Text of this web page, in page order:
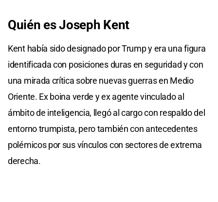
Quién es Joseph Kent
Kent había sido designado por Trump y era una figura
identificada con posiciones duras en seguridad y con
una mirada crítica sobre nuevas guerras en Medio
Oriente. Ex boina verde y ex agente vinculado al
ámbito de inteligencia, llegó al cargo con respaldo del
entorno trumpista, pero también con antecedentes
polémicos por sus vínculos con sectores de extrema
derecha.